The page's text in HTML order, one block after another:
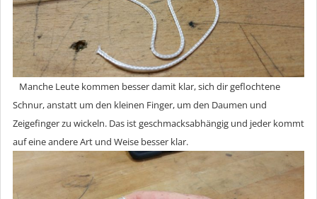
Manche Leute kommen besser damit klar, sich dir geflochtene
Schnur, anstatt um den kleinen Finger, um den Daumen und
Zeigefinger zu wickeln. Das ist geschmacksabhängig und jeder kommt
auf eine andere Art und Weise besser klar.